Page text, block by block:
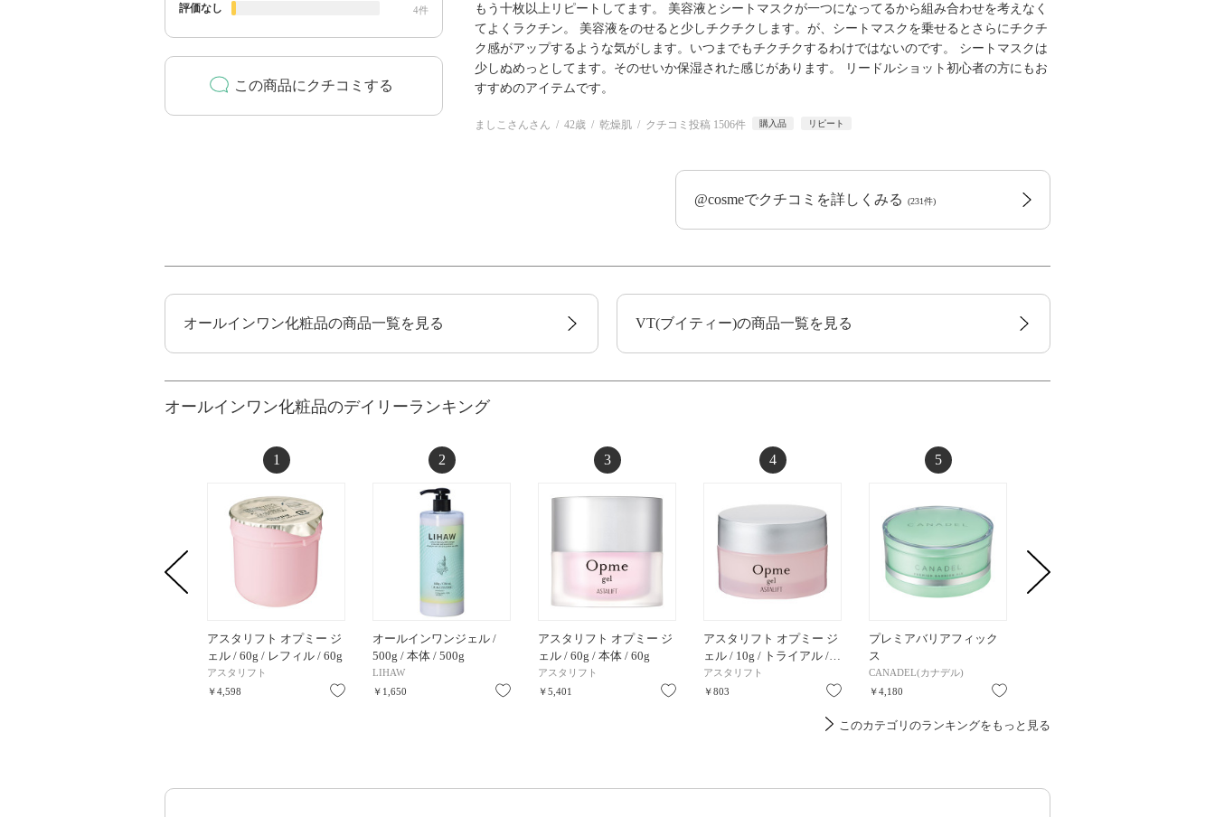
評価なし 4件
この商品にクチコミする
もう十枚以上リピートしてます。 美容液とシートマスクが一つになってるから組み合わせを考えなく
てよくラクチン。 美容液をのせると少しチクチクします。が、シートマスクを乗せるとさらにチクチ
ク感がアップするような気がします。いつまでもチクチクするわけではないのです。 シートマスクは
少しぬめっとしてます。そのせいか保湿された感じがあります。 リードルショット初心者の方にもお
すすめのアイテムです。
ましこさんさん 42歳 乾燥肌 クチコミ投稿 1506件 購入品 リピート
@cosmeでクチコミを詳しくみる (231件)
オールインワン化粧品の商品一覧を見る VT(ブイティー)の商品一覧を見る
オールインワン化粧品のデイリーランキング
1
アスタリフト オプミー ジ
ェル / 60g / レフィル / 60g
アスタリフト
￥4,598
お気に入り
2
オールインワンジェル /
500g / 本体 / 500g
LIHAW
￥1,650
お気に入り
3
アスタリフト オプミー ジ
ェル / 60g / 本体 / 60g
アスタリフト
￥5,401
お気に入り
4
アスタリフト オプミー ジ
ェル / 10g / トライアル /…
アスタリフト
￥803
お気に入り
5
プレミアバリアフィック
ス
CANADEL(カナデル)
￥4,180
このカテゴリのランキングをもっと見る